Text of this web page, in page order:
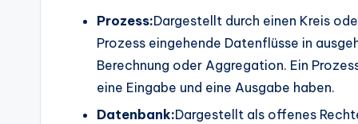
Prozess:Dargestellt durch einen Kreis
Prozess eingehende Datenflüsse in
Berechnung oder Aggregation. Ein
eine Eingabe und eine Ausgabe haben.
Datenbank:Dargestellt als offenes